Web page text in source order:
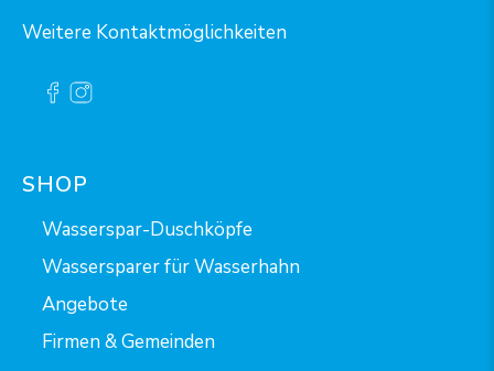
Weitere Kontaktmöglichkeiten
SHOP
Wasserspar-Duschköpfe
Wassersparer für Wasserhahn
Angebote
Firmen & Gemeinden